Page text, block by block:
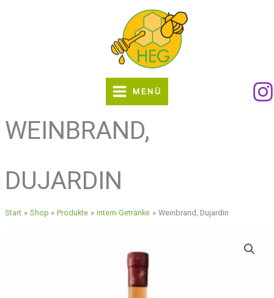
MENÜ
WEINBRAND,
DUJARDIN
Start Shop Produkte intern-Getränke Weinbrand, Dujardin